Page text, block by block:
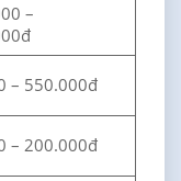
–
– 550.000đ
– 200.000đ